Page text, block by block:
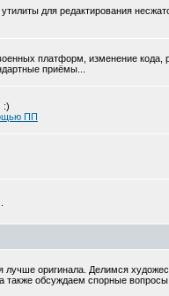
для редактирования
платформ, изменение кода,
приёмы...
:)
ПП
оригинала. Делимся
также обсуждаем спорные вопросы